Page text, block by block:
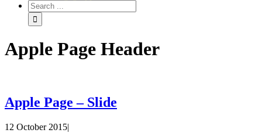
Apple Page Header
Apple Page – Slide
12 October 2015|